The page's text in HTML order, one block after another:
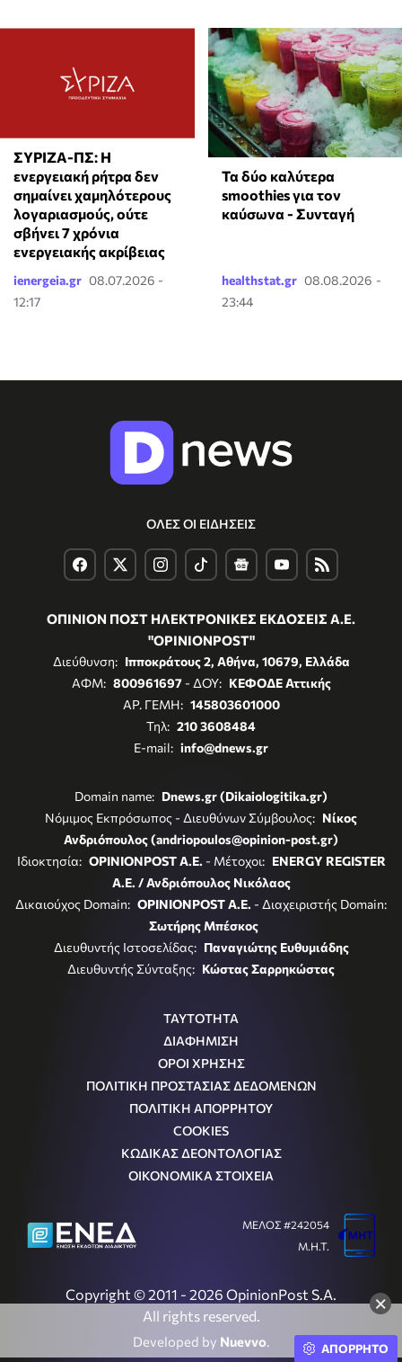
×
ΣΥΡΙΖΑ-ΠΣ: Η
ενεργειακή ρήτρα δεν
σημαίνει χαμηλότερους
λογαριασμούς, ούτε
σβήνει 7 χρόνια
ενεργειακής ακρίβειας
ienergeia.gr 08.07.2026 -
12:17
Τα δύο καλύτερα
smoothies για τον
καύσωνα - Συνταγή
healthstat.gr 08.08.2026 -
23:44
ΟΛΕΣ ΟΙ ΕΙΔΗΣΕΙΣ
ΟΠΙΝΙΟΝ ΠΟΣΤ ΗΛΕΚΤΡΟΝΙΚΕΣ ΕΚΔΟΣΕΙΣ Α.Ε.
"OPINIONPOST"
Διεύθυνση: Ιπποκράτους 2, Αθήνα, 10679, Ελλάδα
ΑΦΜ: 800961697- ΔΟΥ: ΚΕΦΟΔΕ Αττικής
ΑΡ. ΓΕΜΗ: 145803601000
Τηλ: 210 3608484
E-mail: info@dnews.gr
Domain name: Dnews.gr (Dikaiologitika.gr)
Νόμιμος Εκπρόσωπος - Διευθύνων Σύμβουλος: Νίκος
Ανδριόπουλος (andriopoulos@opinion-post.gr)
Ιδιοκτησία: OPINIONPOST A.E. - Μέτοχοι: ENERGY REGISTER
Α.Ε. / Ανδριόπουλος Νικόλαος
Δικαιούχος Domain: OPINIONPOST A.E. - Διαχειριστής Domain:
Σωτήρης Μπέσκος
Διευθυντής Ιστοσελίδας: Παναγιώτης Ευθυμιάδης
Διευθυντής Σύνταξης: Κώστας Σαρρηκώστας
ΤΑΥΤΟΤΗΤΑ
ΔΙΑΦΗΜΙΣΗ
ΟΡΟΙ ΧΡΗΣΗΣ
ΠΟΛΙΤΙΚΗ ΠΡΟΣΤΑΣΙΑΣ ΔΕΔΟΜΕΝΩΝ
ΠΟΛΙΤΙΚΗ ΑΠΟΡΡΗΤΟΥ
COOKIES
ΚΩΔΙΚΑΣ ΔΕΟΝΤΟΛΟΓΙΑΣ
ΟΙΚΟΝΟΜΙΚΑ ΣΤΟΙΧΕΙΑ
Copyright © 2011 - 2026 OpinionPost S.A.
All rights reserved.
Developed by Nuevvo.
ΜΕΛΟΣ #242054
Μ.Η.Τ.
ΑΠΟΡΡΗΤΟ